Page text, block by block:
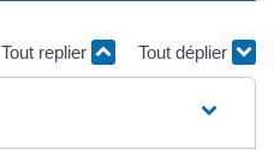
Tout replier Tout déplier